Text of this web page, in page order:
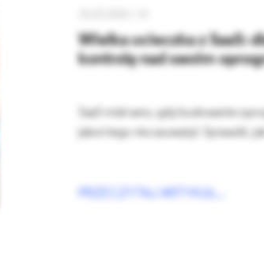
Wielka ucieczka z SaaS:
kontrolę nad swoim
SaaS miał sens, gdy budowanie
jakoś tego nie zauważył. Sprawdź,
PRZECZYTAJ ARTYKUŁ...